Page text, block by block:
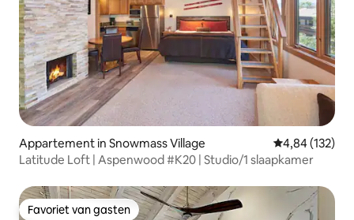
Appartement in Snowmass Village Gemiddelde
4,84 (132)
Latitude Loft | Aspenwood #K20 | Studio/1 slaapkamer
Favoriet van gasten
Favoriet van gasten